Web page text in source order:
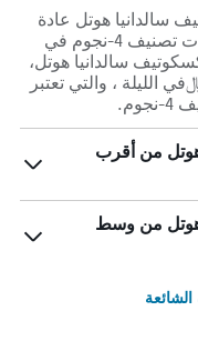
سالدانيا هوتل عادة
أرخص بنسبة 36% عن المعدل لفنادق ذات تصنيف 4-نجوم في
سالدانيا هوتل،
اعتبارك أنه عليك أن تدفع 442 ﷼في الليلة ، والتي تعتبر
من أقرب
هوتل من وسط